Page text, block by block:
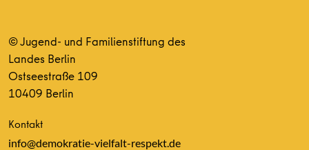
© Jugend- und Familienstiftung des
Landes Berlin
Ostseestraße 109
10409 Berlin
Kontakt
info@demokratie-vielfalt-respekt.de